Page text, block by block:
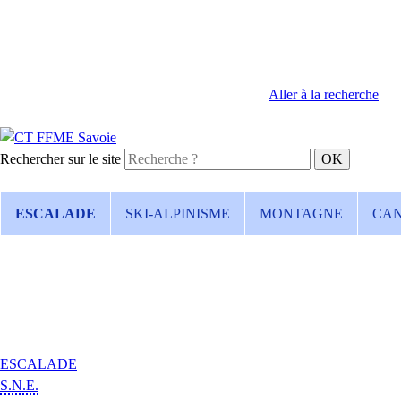
Aller à la recherche
Rechercher sur le site
ESCALADE SKI-ALPINISME MONTAGNE
ESCALADE
S.N.E.